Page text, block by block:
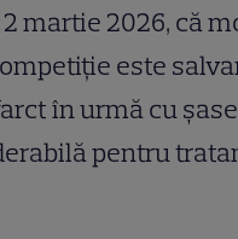
martie 2026, că
este
în urmă cu
pentru